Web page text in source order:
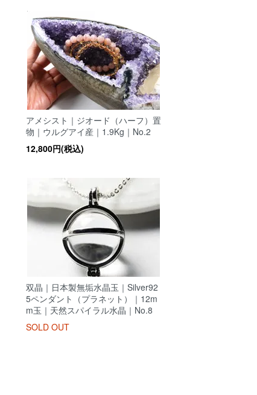
アメシスト｜ジオード（ハーフ）置
物｜ウルグアイ産｜1.9Kg｜No.2
12,800円(税込)
双晶｜日本製無垢水晶玉｜Silver92
5ペンダント（プラネット）｜12m
m玉｜天然スパイラル水晶｜No.8
SOLD OUT